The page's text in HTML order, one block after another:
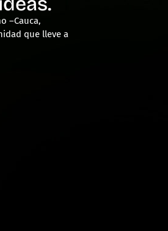
–Cauca,
que lleve a